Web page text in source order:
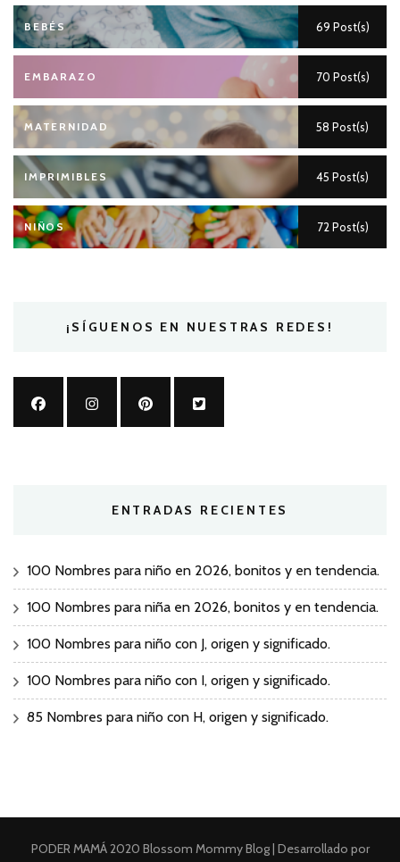
BEBÉS 69 Post(s)
EMBARAZO 70 Post(s)
MATERNIDAD 58 Post(s)
IMPRIMIBLES 45 Post(s)
NIÑOS 72 Post(s)
¡SÍGUENOS EN NUESTRAS REDES!
ENTRADAS RECIENTES
100 Nombres para niño en 2026, bonitos y en tendencia.
100 Nombres para niña en 2026, bonitos y en tendencia.
100 Nombres para niño con J, origen y significado.
100 Nombres para niño con I, origen y significado.
85 Nombres para niño con H, origen y significado.
PODER MAMÁ 2020 Blossom Mommy Blog | Desarrollado por